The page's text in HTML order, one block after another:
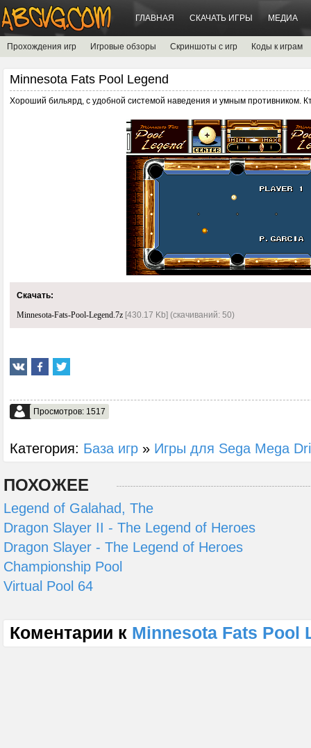
ГЛАВНАЯ СКАЧАТЬ ИГРЫ МЕДИА
Прохождения игр Игровые обзоры Скриншоты с игр Коды к играм
Minnesota Fats Pool Legend
Хороший бильярд, с удобной системой наведения и умным противником.
Скачать:
Minnesota-Fats-Pool-Legend.7z [430.17 Kb] (cкачиваний: 50)
Просмотров: 1517
Категория: База игр » Игры для Sega Mega
ПОХОЖЕЕ
Legend of Galahad, The
Dragon Slayer II - The Legend of Heroes
Dragon Slayer - The Legend of Heroes
Championship Pool
Virtual Pool 64
Коментарии к Minnesota Fats Pool